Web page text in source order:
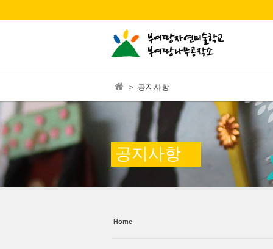
＞ 공지사항
공지사항
Home
Sketchbook5, 스케치북5
Sketchbook5, 스케치북5
Sketchbook5, 스케치북5
Sketchbook5, 스케치북5